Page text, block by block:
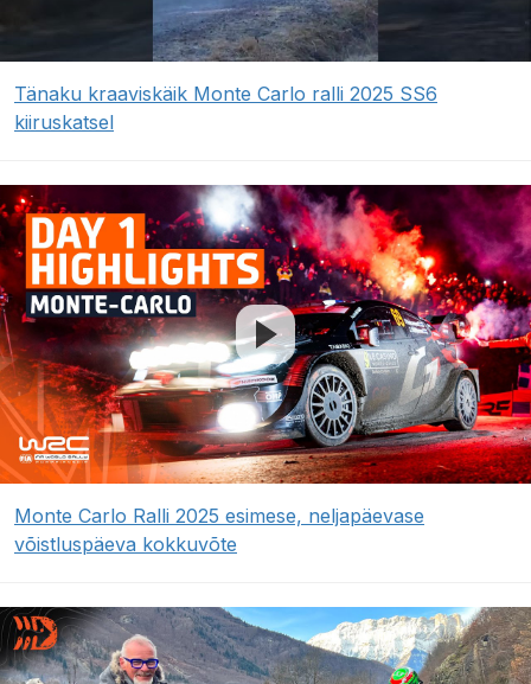
Tänaku kraaviskäik Monte Carlo ralli 2025 SS6
kiiruskatsel
Monte Carlo Ralli 2025 esimese, neljapäevase
võistluspäeva kokkuvõte